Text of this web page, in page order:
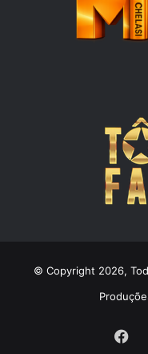
© Copyright 2026,